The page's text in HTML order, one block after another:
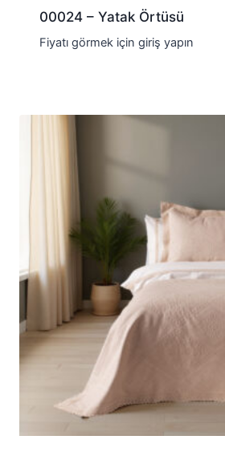
00024 – Yatak Örtüsü
Fiyatı görmek için giriş yapın